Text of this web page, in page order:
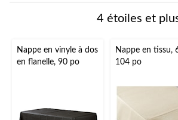
ouvrira
le
ouvrira
le
étoiles.
ouvrira
de
soumission.
de
4 étoiles et
Nappe en vinyle à dos
en flanelle, 90 po
Nappe en tissu,
104 po